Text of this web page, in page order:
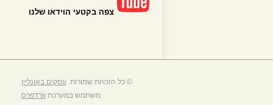
צפה בקטעי הוידאו שלנו
© כל הזכויות שמורות.עסקים באונליין
משתמש במערכתוורדפרס